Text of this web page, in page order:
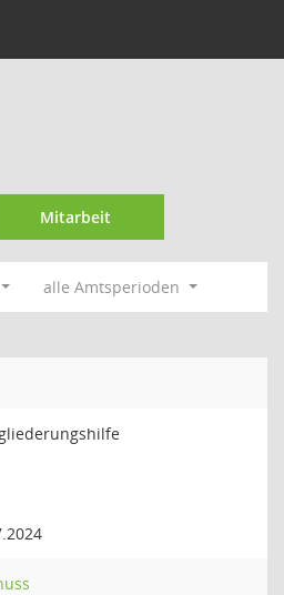
Mitarbeit
alle Amtsperioden